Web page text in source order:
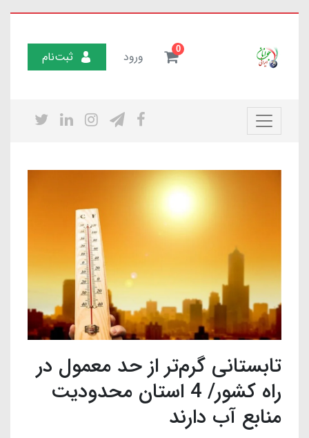
0 ورود ثبت‌نام
تابستانی گرم‌تر از حد معمول در
راه کشور/ 4 استان محدودیت
منابع آب دارند